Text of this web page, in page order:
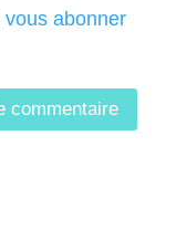
vous abonner